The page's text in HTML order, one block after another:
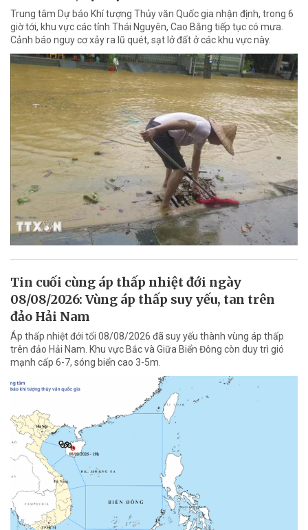
Trung tâm Dự báo Khí tượng Thủy văn Quốc gia nhận định, trong 6
giờ tới, khu vực các tỉnh Thái Nguyên, Cao Bằng tiếp tục có mưa.
Cảnh báo nguy cơ xảy ra lũ quét, sạt lở đất ở các khu vực này.
Tin cuối cùng áp thấp nhiệt đới ngày
08/08/2026: Vùng áp thấp suy yếu, tan trên
đảo Hải Nam
Áp thấp nhiệt đới tối 08/08/2026 đã suy yếu thành vùng áp thấp
trên đảo Hải Nam. Khu vực Bắc và Giữa Biển Đông còn duy trì gió
mạnh cấp 6-7, sóng biển cao 3-5m.